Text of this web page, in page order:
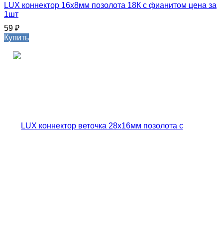
LUX коннектор 16х8мм позолота 18К с фианитом цена за
1шт
59 ₽
Купить